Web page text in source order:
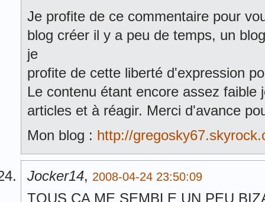
Je profite de ce commentaire pour
blog créer il y a peu de temps, un
je
profite de cette liberté d'expression
Le contenu étant encore assez
articles et à réagir. Merci d'avance
Mon blog : http://
Jocker14, 2008-04-24 23:50:09
TOUS CA ME SEMBLE UN PEU